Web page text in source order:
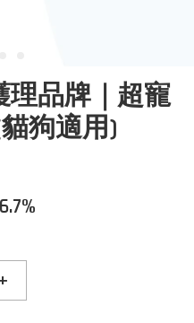
理品牌｜超寵
狗適用)
+